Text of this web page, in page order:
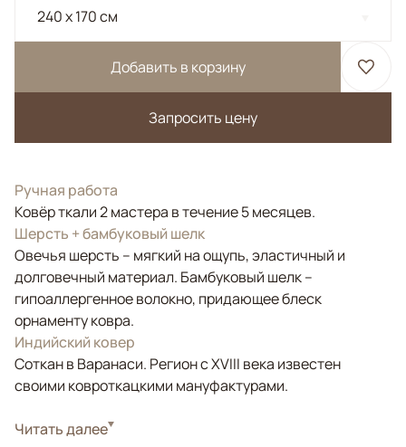
240 x 170 см
Добавить в корзину
Запросить цену
Ручная работа
Ковёр ткали 2 мастера в течение 5 месяцев.
Шерсть + бамбуковый шелк
Овечья шерсть – мягкий на ощупь, эластичный и
долговечный материал. Бамбуковый шелк –
гипоаллергенное волокно, придающее блеск
орнаменту ковра.
Индийский ковер
Соткан в Варанаси. Регион с XVIII века известен
своими ковроткацкими мануфактурами.
СтильСовременные
Читать далее